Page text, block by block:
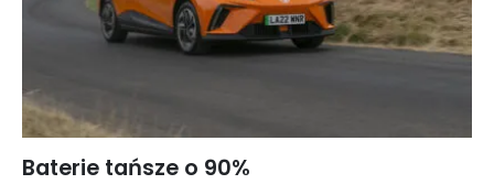
Baterie tańsze o 90%